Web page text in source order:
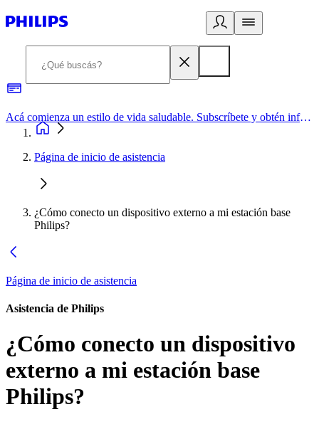
Acá comienza un estilo de vida saludable. Subscríbete y obtén información de primera mano
Página de inicio de asistencia
¿Cómo conecto un dispositivo externo a mi estación base
Philips?
Página de inicio de asistencia
Asistencia de Philips
¿Cómo conecto un dispositivo
externo a mi estación base
Philips?